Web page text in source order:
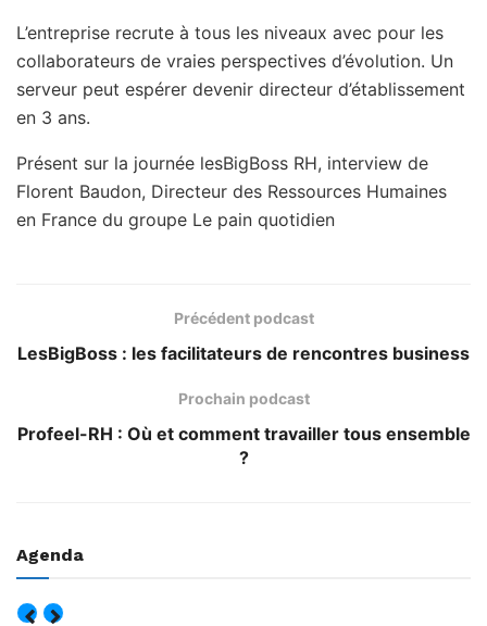
L’entreprise recrute à tous les niveaux avec pour les
collaborateurs de vraies perspectives d’évolution. Un
serveur peut espérer devenir directeur d’établissement
en 3 ans.
Présent sur la journée lesBigBoss RH, interview de
Florent Baudon, Directeur des Ressources Humaines
en France du groupe Le pain quotidien
Précédent podcast
LesBigBoss : les facilitateurs de rencontres business
Prochain podcast
Profeel-RH : Où et comment travailler tous ensemble
?
Agenda